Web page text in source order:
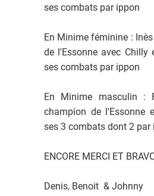
ses combats par ippon
En Minime féminine :
de l'Essonne avec Chilly
ses combats par ippon
En Minime masculin :
champion de l'Essonne
ses 3 combats dont 2 par
ENCORE MERCI ET
Denis, Benoit & Johnny